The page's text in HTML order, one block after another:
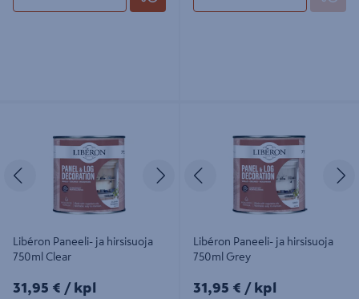
Edellinen Seuraava
Libéron Paneeli- ja hirsisuoja
750ml Clear
31,95€/kpl
31,95 € / kpl
Edellinen
Libéron Paneeli- ja hirsisuoja
750ml Grey
31,95€/kpl
31,95 € / kpl